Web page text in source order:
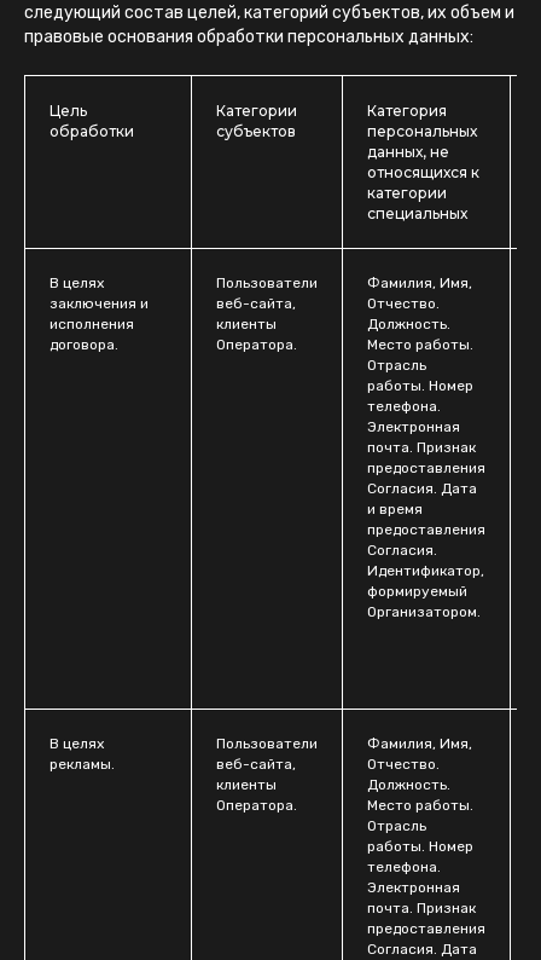
следующий состав целей, категорий субъектов, их объем и
правовые основания обработки персональных данных:
Цель
обработки
Категории
субъектов
Категория
персональных
данных, не
относящихся к
категории
специальных
В целях
заключения и
исполнения
договора.
Пользователи
веб-сайта,
клиенты
Оператора.
Фамилия, Имя,
Отчество.
Должность.
Место работы.
Отрасль
работы. Номер
телефона.
Электронная
почта. Признак
предоставления
Согласия. Дата
и время
предоставления
Согласия.
Идентификатор,
формируемый
Организатором.
В целях
рекламы.
Пользователи
веб-сайта,
клиенты
Оператора.
Фамилия, Имя,
Отчество.
Должность.
Место работы.
Отрасль
работы. Номер
телефона.
Электронная
почта. Признак
предоставления
Согласия. Дата